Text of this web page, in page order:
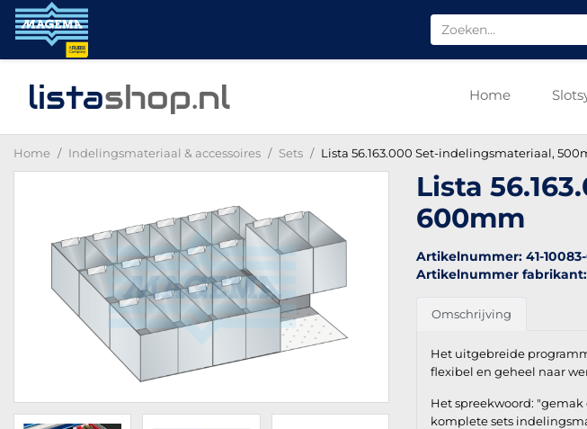
listashop.nl Home
Home Indelingsmateriaal & accessoires Sets Lista 56.163.000 Set-indelingsmateriaal,
Lista
600mm
Artikelnummer: 41-
Artikelnummer fabrikant:
Omschrijving
Het uitgebreide
flexibel en geheel naar
Het spreekwoord:
komplete sets